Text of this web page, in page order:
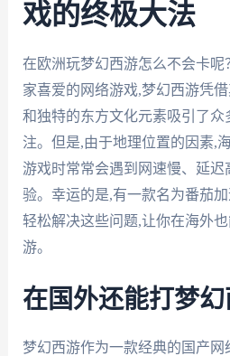
戏的终极大法
在欧洲玩梦幻西游怎么不会卡
家喜爱的网络游戏,梦幻西游凭
和独特的东方文化元素吸引了众
注。但是,由于地理位置的因素,
游戏时常常会遇到网速慢、延迟
验。幸运的是,有一款名为番茄
轻松解决这些问题,让你在海外
游。
在国外还能打梦幻
梦幻西游作为一款经典的国产